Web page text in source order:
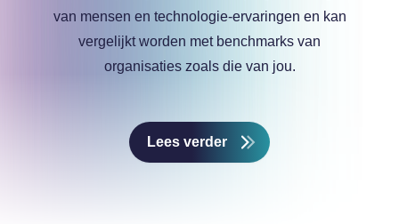
van mensen en technologie-ervaringen en kan
vergelijkt worden met benchmarks van
organisaties zoals die van jou.
Lees verder